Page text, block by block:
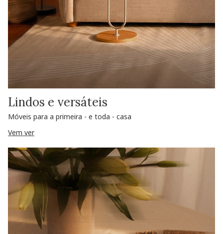
Lindos e versáteis
Móveis para a primeira - e toda - casa
Vem ver